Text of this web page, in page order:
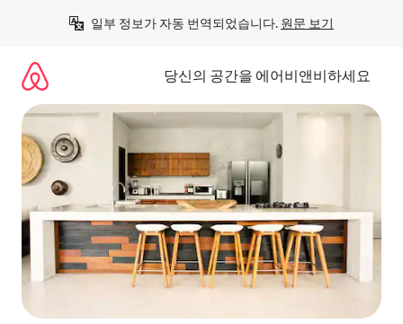
일부 정보가 자동 번역되었습니다. 원문 보기
당신의 공간을 에어비앤비하세요